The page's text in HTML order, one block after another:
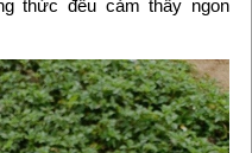
thức đều cảm thấy ngon